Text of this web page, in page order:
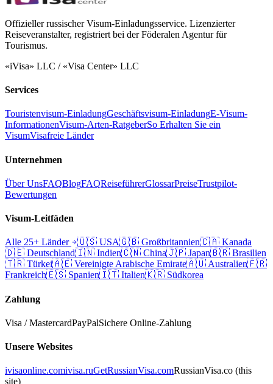
Offizieller russischer Visum-Einladungsservice. Lizenzierter
Reiseveranstalter, registriert bei der Föderalen Agentur für
Tourismus.
«iVisa» LLC / «Visa Center» LLC
Services
Touristenvisum-EinladungGeschäftsvisum-EinladungE-Visum-
InformationenVisum-Arten-RatgeberSo Erhalten Sie ein
VisumVisafreie Länder
Unternehmen
Über UnsFAQBlogFAQReiseführerGlossarPreiseTrustpilot-
Bewertungen
Visum-Leitfäden
Alle 25+ Länder 🇺🇸 USA🇬🇧 Großbritannien🇨🇦 Kanada
🇩🇪 Deutschland🇮🇳 Indien🇨🇳 China🇯🇵 Japan🇧🇷 Brasilien
🇹🇷 Türkei🇦🇪 Vereinigte Arabische Emirate🇦🇺 Australien🇫🇷
Frankreich🇪🇸 Spanien🇮🇹 Italien🇰🇷 Südkorea
Zahlung
Visa / MastercardPayPalSichere Online-Zahlung
Unsere Websites
ivisaonline.comivisa.ruGetRussianVisa.comRussianVisa.co (this
site)